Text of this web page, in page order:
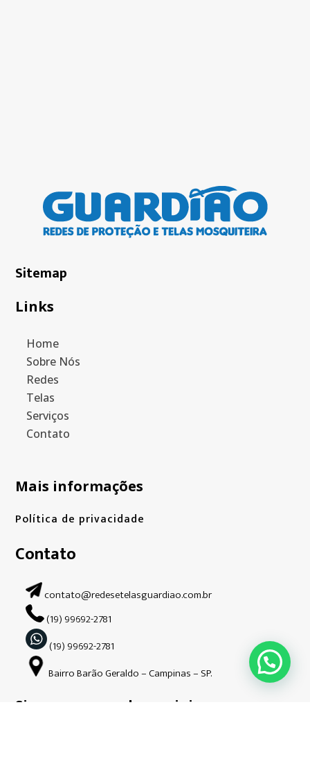
Sitemap
Links
Home
Sobre Nós
Redes
Telas
Serviços
Contato
Mais informações
Política de privacidade
Contato
contato@redesetelasguardiao.com.br
(19) 99692-2781
(19) 99692-2781
Bairro Barão Geraldo – Campinas – SP.
Siga-nos nas redes sociais